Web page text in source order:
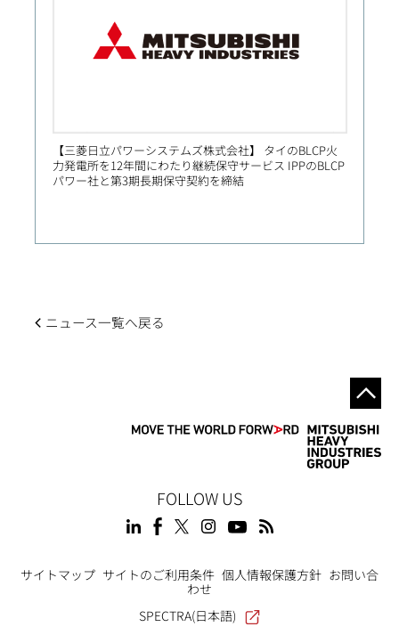
【三菱日立パワーシステムズ株式会社】 タイのBLCP火
力発電所を12年間にわたり継続保守サービス IPPのBLCP
パワー社と第3期長期保守契約を締結
ニュース一覧へ戻る
FOLLOW US
Footer
サイトマップ サイトのご利用条件 個人情報保護方針 お問い合
わせ
SPECTRA(日本語)